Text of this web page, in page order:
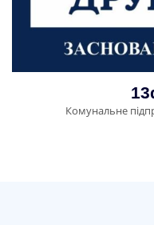
Комунальне